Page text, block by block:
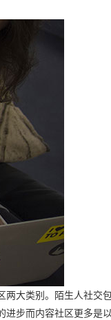
大类别。陌生人社交
步而内容社区更多是